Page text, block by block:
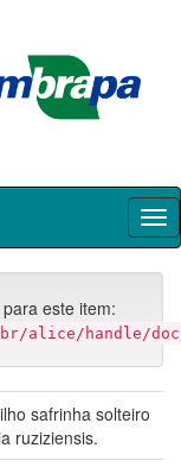
este item:
alice/handle/
safrinha solteiro
ruziziensis.